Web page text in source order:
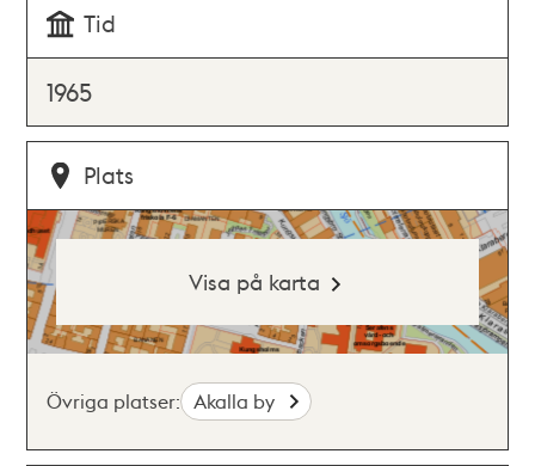
Tid
1965
Plats
Visa på karta
Övriga platser: Akalla by